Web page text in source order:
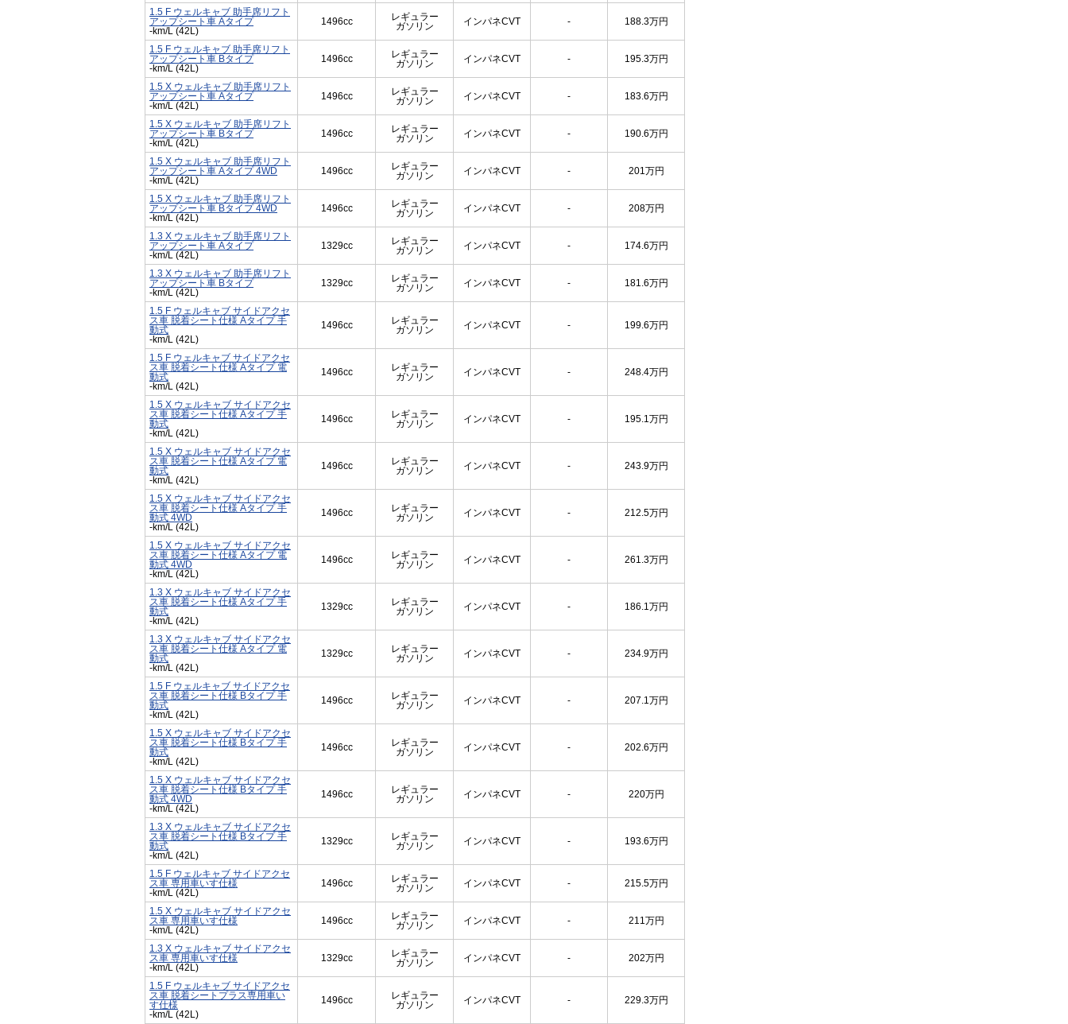
1.5 F ウェルキャブ 助手席リフト
アップシート車 Aタイプ
-km/L (42L)
1496cc
レギュラー
ガソリン
インパネCVT - 188.3万円
1.5 F ウェルキャブ 助手席リフト
アップシート車 Bタイプ
-km/L (42L)
1496cc
レギュラー
ガソリン
インパネCVT - 195.3万円
1.5 X ウェルキャブ 助手席リフト
アップシート車 Aタイプ
-km/L (42L)
1496cc
レギュラー
ガソリン
インパネCVT - 183.6万円
1.5 X ウェルキャブ 助手席リフト
アップシート車 Bタイプ
-km/L (42L)
1496cc
レギュラー
ガソリン
インパネCVT - 190.6万円
1.5 X ウェルキャブ 助手席リフト
アップシート車 Aタイプ 4WD
-km/L (42L)
1496cc
レギュラー
ガソリン
インパネCVT - 201万円
1.5 X ウェルキャブ 助手席リフト
アップシート車 Bタイプ 4WD
-km/L (42L)
1496cc
レギュラー
ガソリン
インパネCVT - 208万円
1.3 X ウェルキャブ 助手席リフト
アップシート車 Aタイプ
-km/L (42L)
1329cc
レギュラー
ガソリン
インパネCVT - 174.6万円
1.3 X ウェルキャブ 助手席リフト
アップシート車 Bタイプ
-km/L (42L)
1329cc
レギュラー
ガソリン
インパネCVT - 181.6万円
1.5 F ウェルキャブ サイドアクセ
ス車 脱着シート仕様 Aタイプ 手
動式
-km/L (42L)
1496cc
レギュラー
ガソリン
インパネCVT - 199.6万円
1.5 F ウェルキャブ サイドアクセ
ス車 脱着シート仕様 Aタイプ 電
動式
-km/L (42L)
1496cc
レギュラー
ガソリン
インパネCVT - 248.4万円
1.5 X ウェルキャブ サイドアクセ
ス車 脱着シート仕様 Aタイプ 手
動式
-km/L (42L)
1496cc
レギュラー
ガソリン
インパネCVT - 195.1万円
1.5 X ウェルキャブ サイドアクセ
ス車 脱着シート仕様 Aタイプ 電
動式
-km/L (42L)
1496cc
レギュラー
ガソリン
インパネCVT - 243.9万円
1.5 X ウェルキャブ サイドアクセ
ス車 脱着シート仕様 Aタイプ 手
動式 4WD
-km/L (42L)
1496cc
レギュラー
ガソリン
インパネCVT - 212.5万円
1.5 X ウェルキャブ サイドアクセ
ス車 脱着シート仕様 Aタイプ 電
動式 4WD
-km/L (42L)
1496cc
レギュラー
ガソリン
インパネCVT - 261.3万円
1.3 X ウェルキャブ サイドアクセ
ス車 脱着シート仕様 Aタイプ 手
動式
-km/L (42L)
1329cc
レギュラー
ガソリン
インパネCVT - 186.1万円
1.3 X ウェルキャブ サイドアクセ
ス車 脱着シート仕様 Aタイプ 電
動式
-km/L (42L)
1329cc
レギュラー
ガソリン
インパネCVT - 234.9万円
1.5 F ウェルキャブ サイドアクセ
ス車 脱着シート仕様 Bタイプ 手
動式
-km/L (42L)
1496cc
レギュラー
ガソリン
インパネCVT - 207.1万円
1.5 X ウェルキャブ サイドアクセ
ス車 脱着シート仕様 Bタイプ 手
動式
-km/L (42L)
1496cc
レギュラー
ガソリン
インパネCVT - 202.6万円
1.5 X ウェルキャブ サイドアクセ
ス車 脱着シート仕様 Bタイプ 手
動式 4WD
-km/L (42L)
1496cc
レギュラー
ガソリン
インパネCVT - 220万円
1.3 X ウェルキャブ サイドアクセ
ス車 脱着シート仕様 Bタイプ 手
動式
-km/L (42L)
1329cc
レギュラー
ガソリン
インパネCVT - 193.6万円
1.5 F ウェルキャブ サイドアクセ
ス車 専用車いす仕様
-km/L (42L)
1496cc
レギュラー
ガソリン
インパネCVT - 215.5万円
1.5 X ウェルキャブ サイドアクセ
ス車 専用車いす仕様
-km/L (42L)
1496cc
レギュラー
ガソリン
インパネCVT - 211万円
1.3 X ウェルキャブ サイドアクセ
ス車 専用車いす仕様
-km/L (42L)
1329cc
レギュラー
ガソリン
インパネCVT - 202万円
1.5 F ウェルキャブ サイドアクセ
ス車 脱着シートプラス専用車い
す仕様
-km/L (42L)
1496cc
レギュラー
ガソリン
インパネCVT - 229.3万円